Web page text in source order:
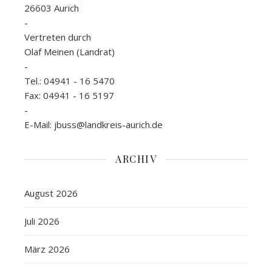
26603 Aurich
-
Vertreten durch
Olaf Meinen (Landrat)
-
Tel.: 04941 - 16 5470
Fax: 04941 - 16 5197
-
E-Mail: jbuss@landkreis-aurich.de
ARCHIV
August 2026
Juli 2026
März 2026